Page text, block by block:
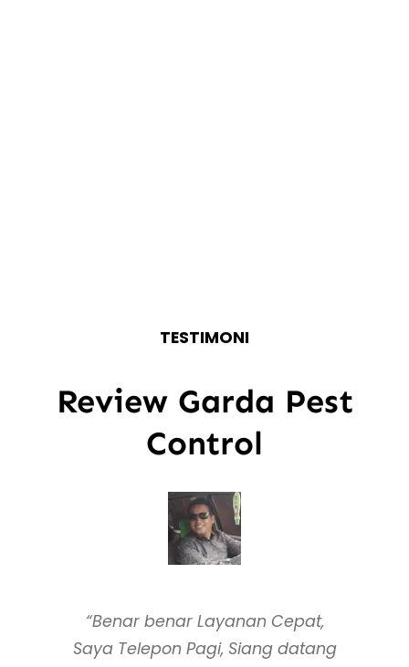
TESTIMONI
Review Garda Pest
Control
“Benar benar Layanan Cepat,
Saya Telepon Pagi, Siang datang